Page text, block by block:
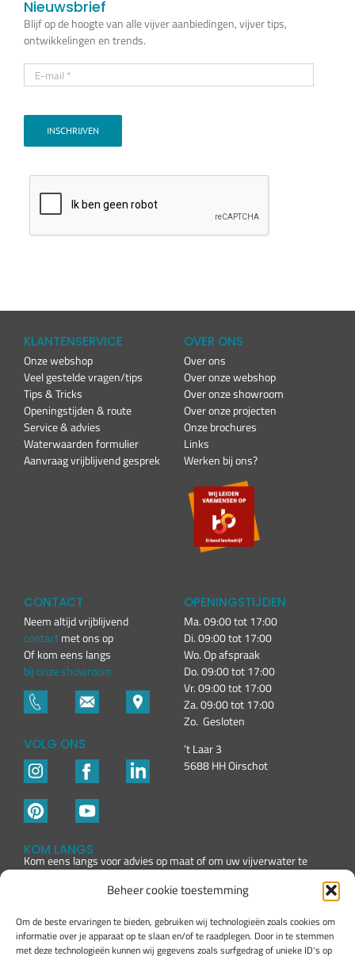
Beheer cookie toestemming
Om de beste ervaringen te bieden, gebruiken wij technologieën zoals cookies om
informatie over je apparaat op te slaan en/of te raadplegen. Door in te stemmen
met deze technologieën kunnen wij gegevens zoals surfgedrag of unieke ID's op
Nieuwsbrief
Blijf op de hoogte van alle vijver aanbiedingen, vijver tips,
ontwikkelingen en trends.
INSCHRIJVEN
KLANTENSERVICE
Onze webshop
Veel gestelde vragen/tips
Tips & Tricks
Openingstijden & route
Service & advies
Waterwaarden formulier
Aanvraag vrijblijvend gesprek
OVER ONS
Over ons
Over onze webshop
Over onze showroom
Over onze projecten
Onze brochures
Links
Werken bij ons?
CONTACT
Neem altijd vrijblijvend
contactmet ons op
Of kom eens langs
bij onze showroom
VOLG ONS
OPENINGSTIJDEN
Ma. 09:00 tot 17:00
Di. 09:00 tot 17:00
Wo. Op afspraak
Do. 09:00 tot 17:00
Vr. 09:00 tot 17:00
Za. 09:00 tot 17:00
Zo. Gesloten
’t Laar 3
5688 HH Oirschot
KOM LANGS
Kom eens langs voor advies op maat of om uw vijverwater te